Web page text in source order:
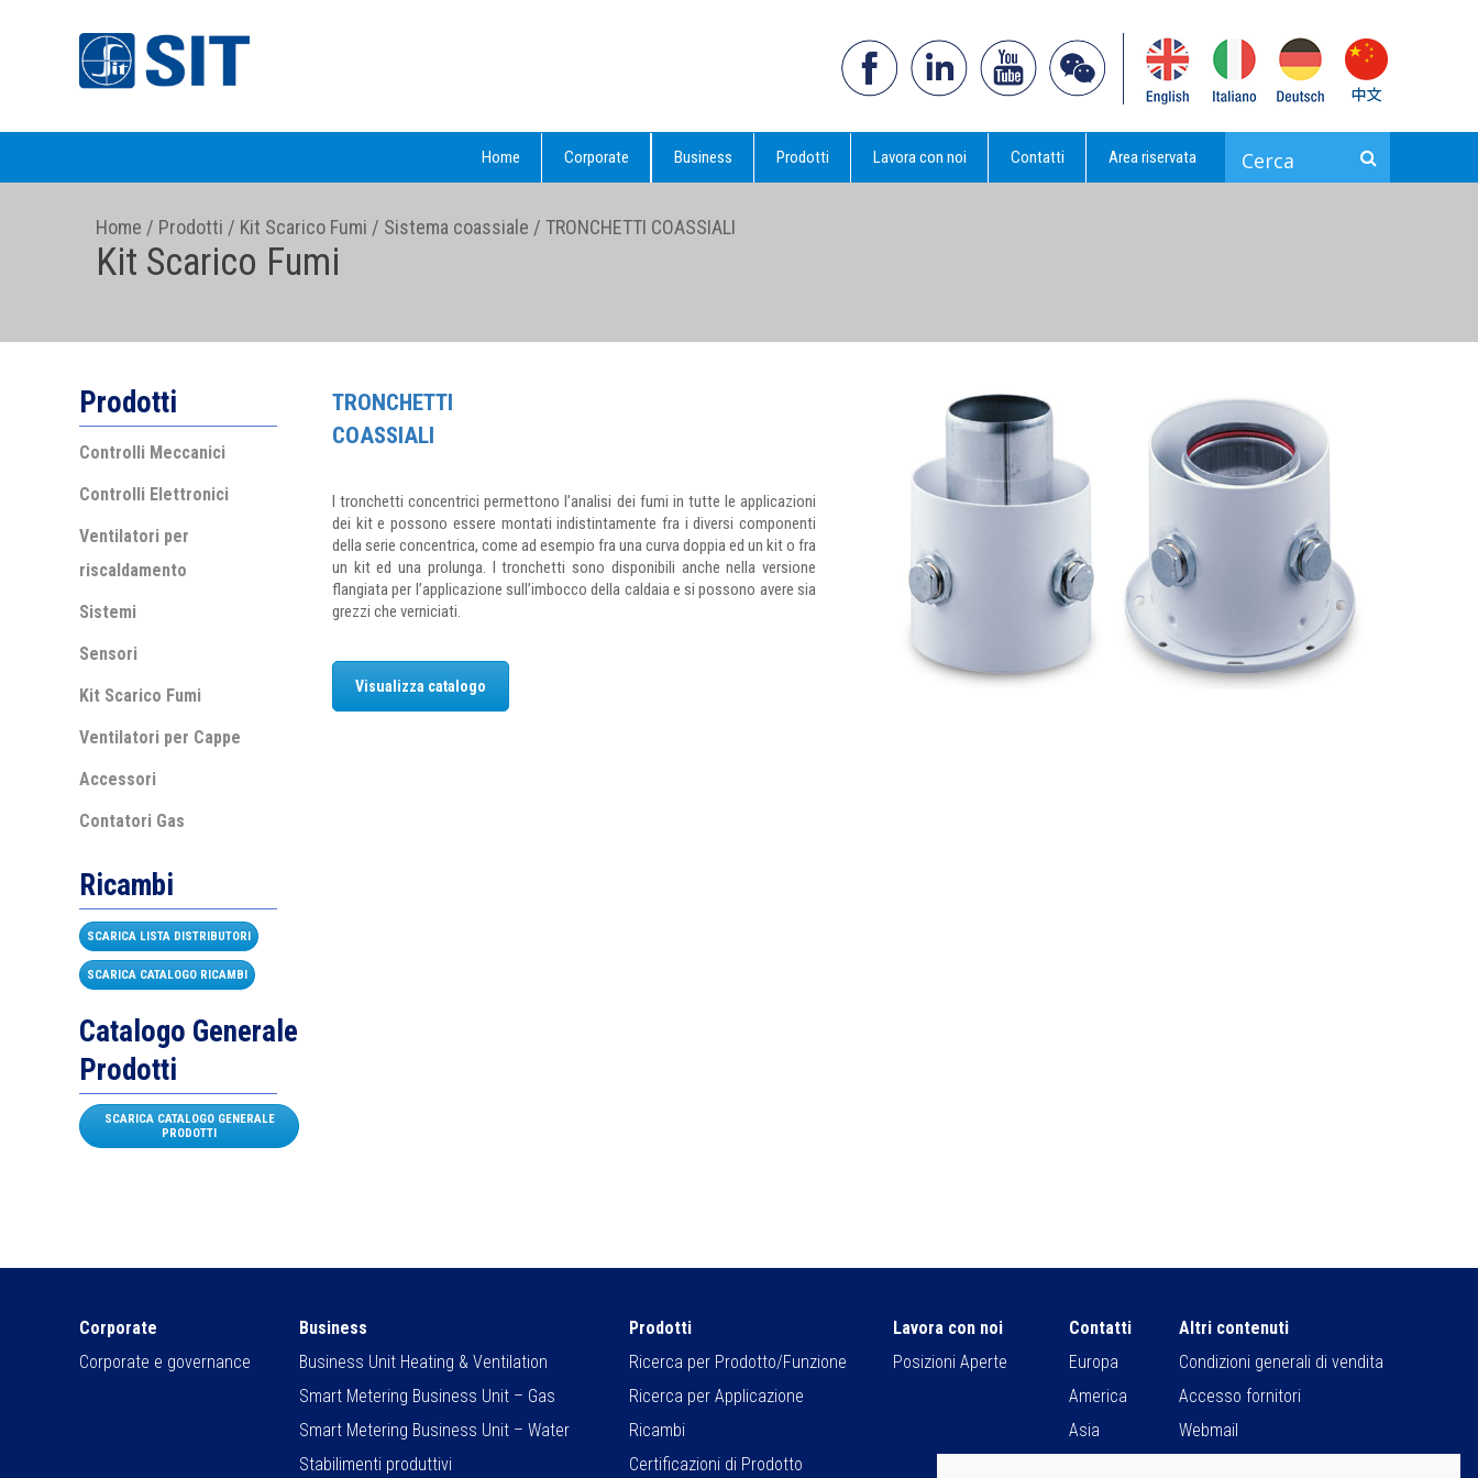
Home Corporate Business Prodotti Lavora con noi Contatti Area riservata
Home / Prodotti / Kit Scarico Fumi / Sistema coassiale / TRONCHETTI COASSIALI
Kit Scarico Fumi
Prodotti
Controlli Meccanici
Controlli Elettronici
Ventilatori per
riscaldamento
Sistemi
Sensori
Kit Scarico Fumi
Ventilatori per Cappe
Accessori
Contatori Gas
Ricambi
SCARICA LISTA DISTRIBUTORI
SCARICA CATALOGO RICAMBI
Catalogo Generale
Prodotti
SCARICA CATALOGO GENERALE
PRODOTTI
TRONCHETTI
COASSIALI
I tronchetti concentrici permettono l’analisi dei fumi in tutte le applicazioni
dei kit e possono essere montati indistintamente fra i diversi componenti
della serie concentrica, come ad esempio fra una curva doppia ed un kit o fra
un kit ed una prolunga. I tronchetti sono disponibili anche nella versione
flangiata per l’applicazione sull’imbocco della caldaia e si possono avere sia
grezzi che verniciati.
Visualizza catalogo
Corporate
Corporate e governance
Business
Business Unit Heating & Ventilation
Smart Metering Business Unit – Gas
Smart Metering Business Unit – Water
Stabilimenti produttivi
Prodotti
Ricerca per Prodotto/Funzione
Ricerca per Applicazione
Ricambi
Certificazioni di Prodotto
Lavora con noi
Posizioni Aperte
Contatti
Europa
America
Asia
Altri contenuti
Condizioni generali di vendita
Accesso fornitori
Webmail